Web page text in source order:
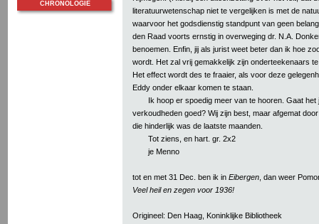
literatuurwetenschap niet te vergelijken is met de
waarvoor het godsdienstig standpunt van geen
den Raad voorts ernstig in overweging dr. N.A.
benoemen. Enfin, jij als jurist weet beter dan ik hoe
wordt. Het zal vrij gemakkelijk zijn onderteekenaars
Het effect wordt des te fraaier, als voor deze
Eddy onder elkaar komen te staan.
Ik hoop er spoedig meer van te hooren. Gaat het
verkoudheden goed? Wij zijn best, maar afgemat
die hinderlijk was de laatste maanden.
Tot ziens, en hart. gr. 2x2
je Menno
tot en met 31 Dec. ben ik in Eibergen , dan weer
Veel heil en zegen voor 1936!
Origineel: Den Haag, Koninklijke Bibliotheek
CHRONOLOGIE